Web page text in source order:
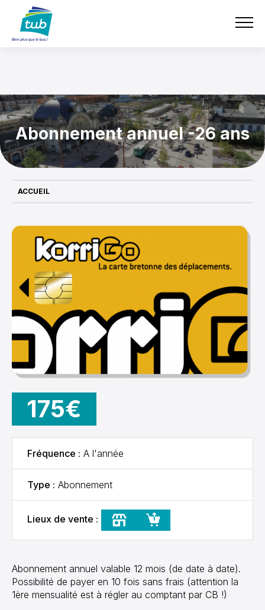
contenu
TUB
e-boutique
Abonnement annuel -26 ans
ACCUEIL
175€
Fréquence : A l'année
Type : Abonnement
Lieux de vente :
Point TUBBoutique en ligne
Abonnement annuel valable 12 mois (de date à date).
Possibilité de payer en 10 fois sans frais (attention la
1ère mensualité est à régler au comptant par CB !)